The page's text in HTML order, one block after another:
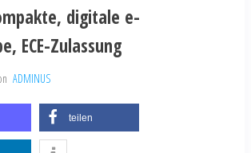
digitale e-
ECE-Zulassung
ADMINUS
teilen